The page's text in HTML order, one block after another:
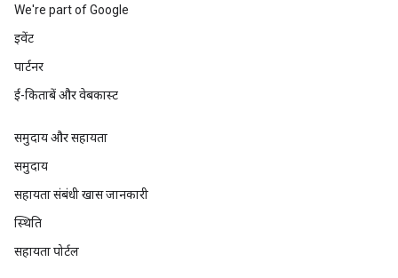
We're part of Google
इवेंट
पार्टनर
ई-किताबें और वेबकास्ट
समुदाय और सहायता
समुदाय
सहायता संबंधी खास जानकारी
स्थिति
सहायता पोर्टल